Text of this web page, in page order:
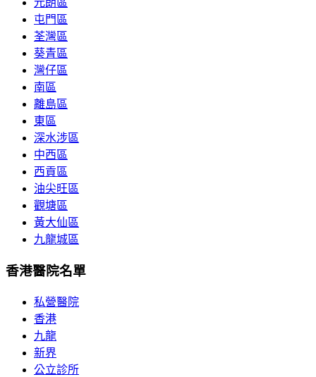
元朗區
屯門區
荃灣區
葵青區
灣仔區
南區
離島區
東區
深水涉區
中西區
西貢區
油尖旺區
觀塘區
黃大仙區
九龍城區
香港醫院名單
私營醫院
香港
九龍
新界
公立診所